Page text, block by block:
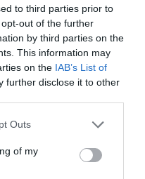
to third parties prior to
out of the further
by third parties on the
This information may
on the IAB’s List of
further disclose it to other
Outs
of my
faire atterrir l’avion sur
j’ai eu cette
et en réelle, et je
…. en simulation.
d’une Baleine, un B747-
maison.
au mois de MAI !!!!!!
gueule, pour certains,
Bons vols.AVIAIRE